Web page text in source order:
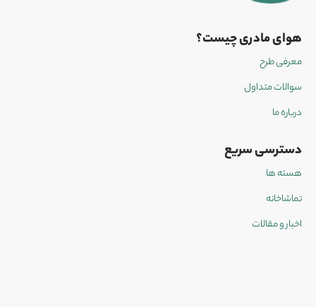
هوای مادری چیست؟
معرفی طرح
سوالات متداول
درباره ما
دسترسی سریع
هسته ها
تماشاخانه
اخبار و مقالات